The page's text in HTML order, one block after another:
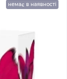
немає в наявності